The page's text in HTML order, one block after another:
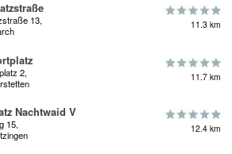
13,
11.3 km
2,
11.7 km
Nachtwaid V
15,
12.4 km